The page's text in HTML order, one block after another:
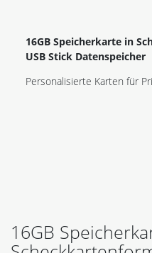
16GB Speicherkarte in
USB Stick Datenspeicher
Personalisierte Karten für
16GB